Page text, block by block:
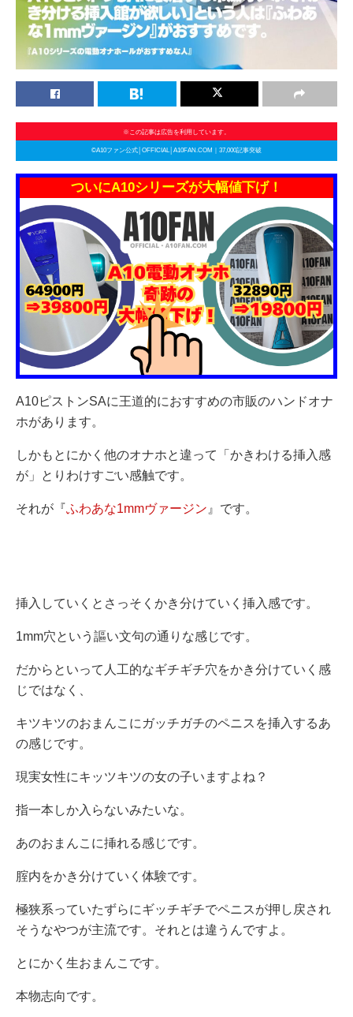
※この記事は広告を利用しています。
©A10ファン公式│OFFICIAL│A10FAN.COM｜37,000記事突破
ついにA10シリーズが大幅値下げ！
A10ピストンSAに王道的におすすめの市販のハンドオナ
ホがあります。
しかもとにかく他のオナホと違って「かきわける挿入感
が」とりわけすごい感触です。
それが『ふわあな1mmヴァージン 』です。
挿入していくとさっそくかき分けていく挿入感です。
1mm穴という謳い文句の通りな感じです。
だからといって人工的なギチギチ穴をかき分けていく感
じではなく、
キツキツのおまんこにガッチガチのペニスを挿入するあ
の感じです。
現実女性にキッツキツの女の子いますよね？
指一本しか入らないみたいな。
あのおまんこに挿れる感じです。
腟内をかき分けていく体験です。
極狭系っていたずらにギッチギチでペニスが押し戻され
そうなやつが主流です。それとは違うんですよ。
とにかく生おまんこです。
本物志向です。